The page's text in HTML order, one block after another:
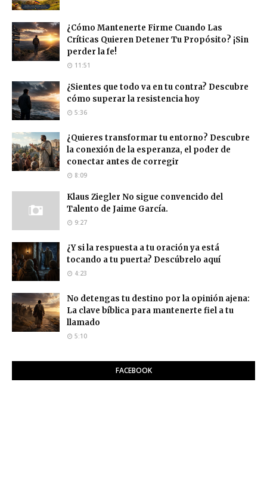
¿Cómo Mantenerte Firme Cuando Las
Críticas Quieren Detener Tu Propósito? ¡Sin
perder la fe!
11:51
¿Sientes que todo va en tu contra? Descubre
cómo superar la resistencia hoy
5:36
¿Quieres transformar tu entorno? Descubre
la conexión de la esperanza, el poder de
conectar antes de corregir
8:09
Klaus Ziegler No sigue convencido del
Talento de Jaime García.
9:27
¿Y si la respuesta a tu oración ya está
tocando a tu puerta? Descúbrelo aquí
4:23
No detengas tu destino por la opinión ajena:
La clave bíblica para mantenerte fiel a tu
llamado
5:10
FACEBOOK